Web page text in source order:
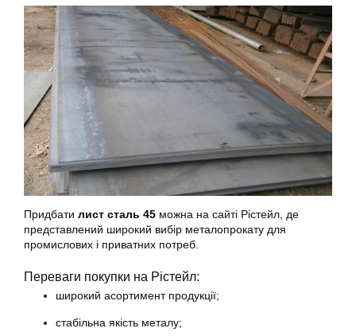
Придбати лист сталь 45 можна на сайті Рістейл, де
представлений широкий вибір металопрокату для
промислових і приватних потреб.
Переваги покупки на Рістейл:
широкий асортимент продукції;
стабільна якість металу;